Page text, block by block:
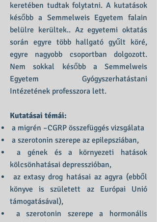
keretében tudtak folytatni. A kutatások
később a Semmelweis Egyetem falain
belülre kerültek.. Az egyetemi oktatás
során egyre több hallgató gyűlt köré,
egyre nagyobb csoportban dolgozott.
Nem sokkal később a Semmelweis
Egyetem Gyógyszerhatástani
Intézetének professzora lett.
Kutatásai témái:
a migrén –CGRP összefüggés vizsgálata
a szerotonin szerepe az epilepsziában,
a gének és a környezeti hatások
kölcsönhatásai depresszióban,
az extasy drog hatásai az agyra (ebből
könyve is született az Európai Unió
támogatásával),
a szerotonin szerepe a hormonális